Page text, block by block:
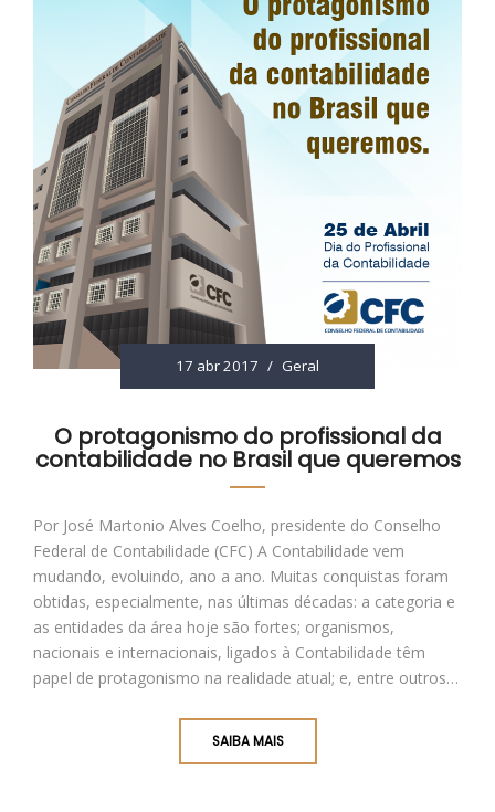
17 abr 2017 / Geral
O protagonismo do profissional da
contabilidade no Brasil que queremos
Por José Martonio Alves Coelho, presidente do Conselho
Federal de Contabilidade (CFC) A Contabilidade vem
mudando, evoluindo, ano a ano. Muitas conquistas foram
obtidas, especialmente, nas últimas décadas: a categoria e
as entidades da área hoje são fortes; organismos,
nacionais e internacionais, ligados à Contabilidade têm
papel de protagonismo na realidade atual; e, entre outros…
SAIBA MAIS